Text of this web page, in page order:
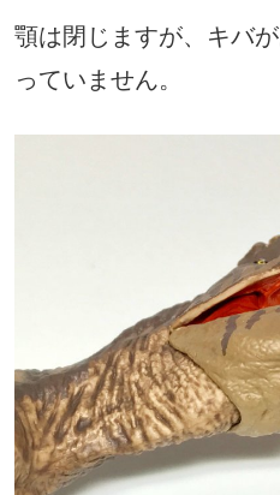
顎は閉じますが、キバ
っていません。